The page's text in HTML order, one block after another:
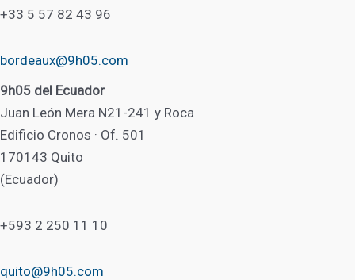
+33 5 57 82 43 96
bordeaux@9h05.com
9h05 del Ecuador
Juan León Mera N21-241 y Roca
Edificio Cronos · Of. 501
170143 Quito
(Ecuador)
+593 2 250 11 10
quito@9h05.com